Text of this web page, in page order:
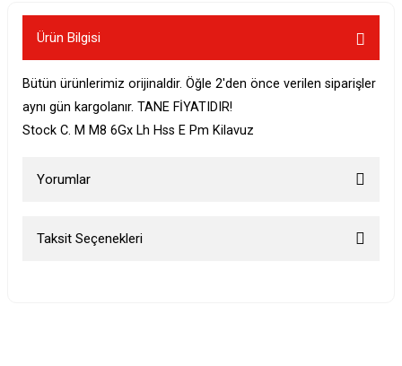
Ürün Bilgisi
Bütün ürünlerimiz orijinaldir. Öğle 2'den önce verilen siparişler
aynı gün kargolanır. TANE FİYATIDIR!
Stock C. M M8 6Gx Lh Hss E Pm Kilavuz
Yorumlar
Taksit Seçenekleri